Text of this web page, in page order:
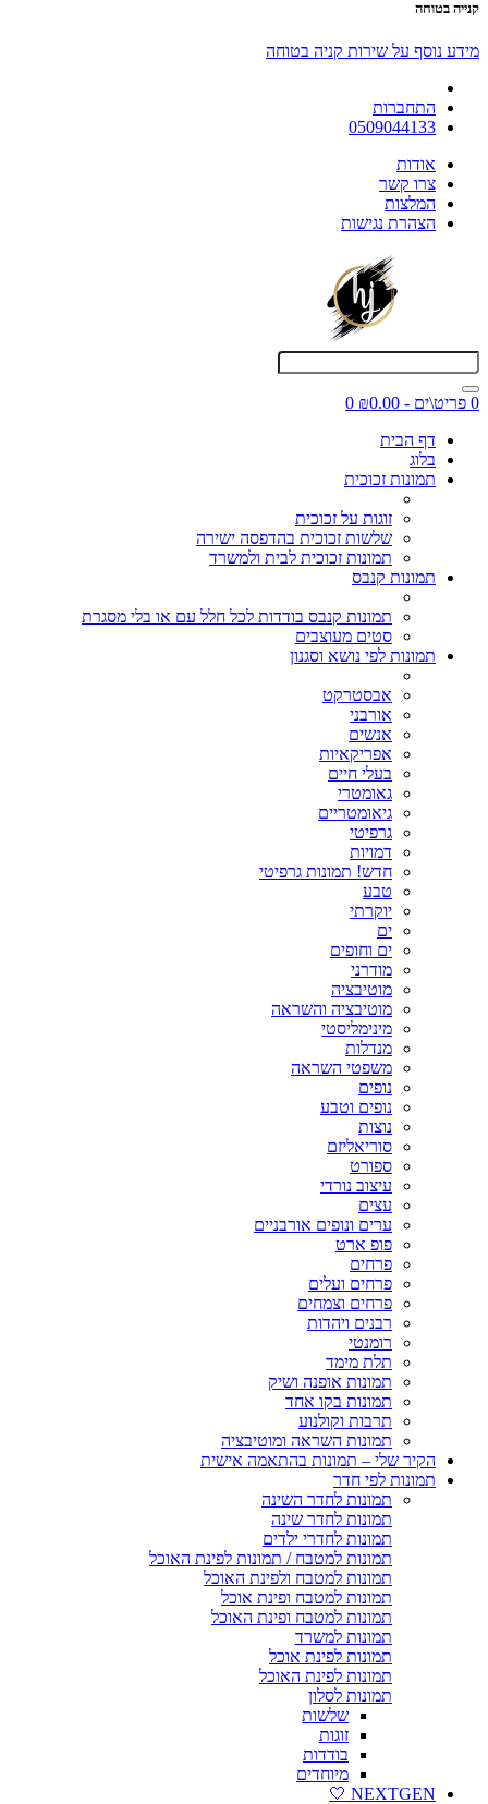
קנייה בטוחה
מידע נוסף על שירות קניה בטוחה
התחברות
0509044133
אודות
צרו קשר
המלצות
הצהרת נגישות
0 פריט\ים - ₪0.00
0
דף הבית
בלוג
תמונות זכוכית
זוגות על זכוכית
שלשות זכוכית בהדפסה ישירה
תמונות זכוכית לבית ולמשרד
תמונות קנבס
תמונות קנבס בודדות לכל חלל עם או בלי מסגרת
סטים מעוצבים
תמונות לפי נושא וסגנון
אבסטרקט
אורבני
אנשים
אפריקאיות
בעלי חיים
גאומטרי
גיאומטריים
גרפיטי
דמויות
חדש! תמונות גרפיטי
טבע
יוקרתי
ים
ים וחופים
מודרני
מוטיבציה
מוטיבציה והשראה
מינימליסטי
מנדלות
משפטי השראה
נופים
נופים וטבע
נוצות
סוריאליזם
ספורט
עיצוב נורדי
עצים
ערים ונופים אורבניים
פופ ארט
פרחים
פרחים ועלים
פרחים וצמחים
רבנים ויהדות
רומנטי
תלת מימד
תמונות אופנה ושיק
תמונות בקו אחד
תרבות וקולנוע
תמונות השראה ומוטיבציה
הקיר שלי – תמונות בהתאמה אישית
תמונות לפי חדר
תמונות לחדר השינה
תמונות לחדר שינה
תמונות לחדרי ילדים
תמונות למטבח / תמונות לפינת האוכל
תמונות למטבח ולפינת האוכל
תמונות למטבח ופינת אוכל
תמונות למטבח ופינת האוכל
תמונות למשרד
תמונות לפינת אוכל
תמונות לפינת האוכל
תמונות לסלון
שלשות
זוגות
בודדות
מיוחדים
NEXTGEN 🤍